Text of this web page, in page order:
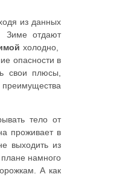
из данных
Зиме отдают
холодно,
опасности в
свои плюсы,
тело от
проживает в
выходить из
намного
А как